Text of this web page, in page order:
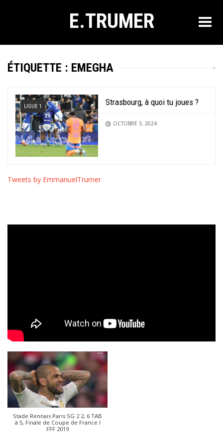
E.TRUMER
ÉTIQUETTE : EMEGHA
LIGUE 1 Strasbourg, à quoi tu joues ?
OCTOBRE 3, 2024
Tweets by EmmanuelTrumer
Stade Rennais Paris SG 2 2, 6 TAB
à 5, Finale de Coupe de France I
FFF 2019